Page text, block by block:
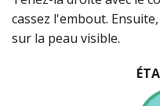
cassez l'embout.
sur la peau visible.